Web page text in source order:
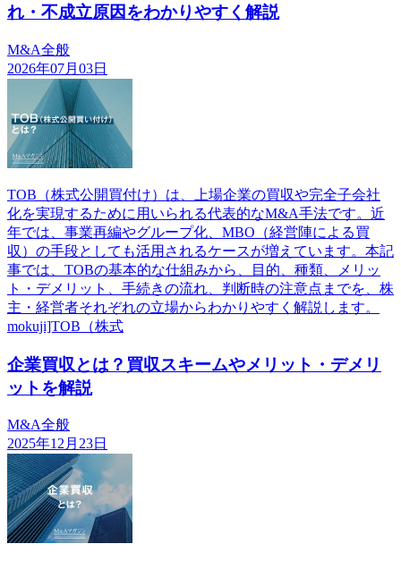
れ・不成立原因をわかりやすく解説
M&A全般
2026年07月03日
TOB（株式公開買付け）は、上場企業の買収や完全子会社
化を実現するために用いられる代表的なM&A手法です。近
年では、事業再編やグループ化、MBO（経営陣による買
収）の手段としても活用されるケースが増えています。本記
事では、TOBの基本的な仕組みから、目的、種類、メリッ
ト・デメリット、手続きの流れ、判断時の注意点までを、株
主・経営者それぞれの立場からわかりやすく解説します。
mokuji]TOB（株式
企業買収とは？買収スキームやメリット・デメリ
ットを解説
M&A全般
2025年12月23日